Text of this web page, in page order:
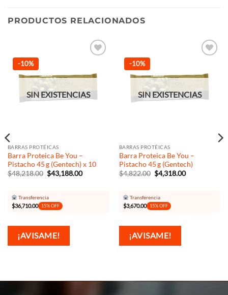
PRODUCTOS RELACIONADOS
-10%
lista de
SIN EXISTENCIAS
BARRAS PROTÉICAS
Barra Proteica Be You –
Pistacho 45 g (Gentech) x 10
$48,218.00 El
precio
$48,218.00.
$43,188.00El
Transferencia
$36,710.00 15% OFF
¡AVISAME!
-10%
lista de
SIN EXISTENCIAS
BARRAS PROTÉICAS
Barra Proteica Be You –
Pistacho 45 g (Gentech)
$4,822.00 El
precio
$4,822.00.
$4,318.00El
Transferencia
$3,670.00 15% OFF
¡AVISAME!